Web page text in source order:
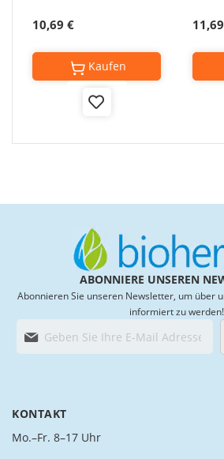
10,69 €
Add
Kaufen
ABONNIERE UNSEREN
Abonnieren Sie unseren Newsletter, um über
informiert zu werden!
l
S
i
KONTAKT
Mo.–Fr. 8–17 Uhr